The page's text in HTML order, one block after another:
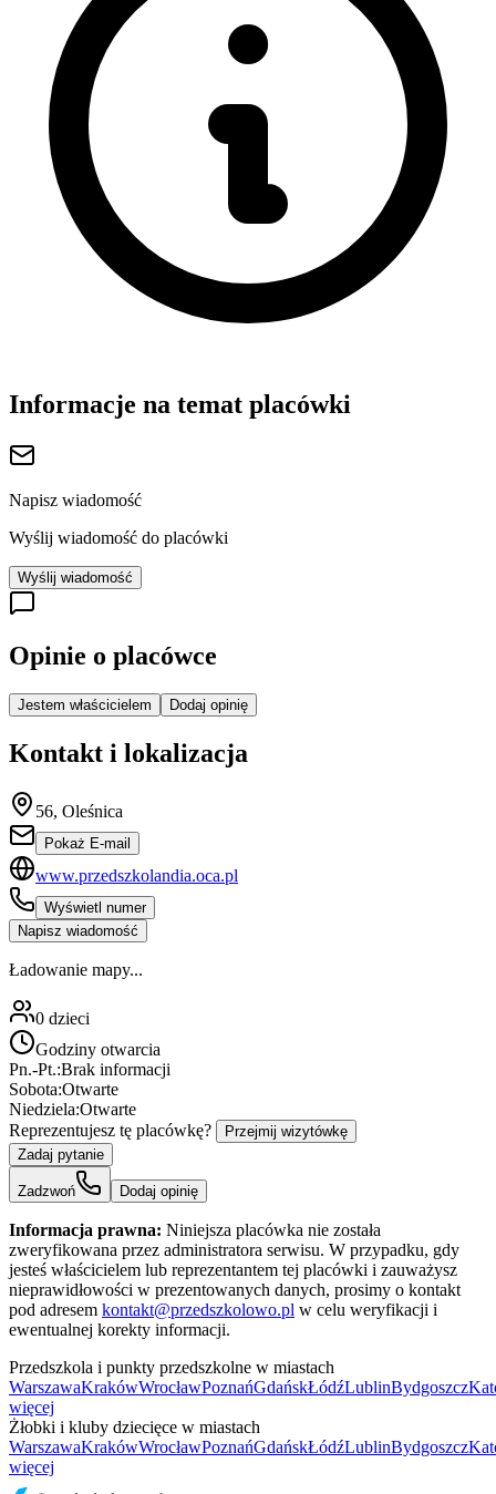
Informacje na temat placówki
Napisz wiadomość
Wyślij wiadomość do placówki
Wyślij wiadomość
Opinie o placówce
Jestem właścicielem Dodaj opinię
Kontakt i lokalizacja
56, Oleśnica
Pokaż E-mail
www.przedszkolandia.oca.pl
Wyświetl numer
Napisz wiadomość
Ładowanie mapy...
0 dzieci
Godziny otwarcia
Pn.-Pt.:Brak informacji
Sobota:Otwarte
Niedziela:Otwarte
Reprezentujesz tę placówkę?
Przejmij wizytówkę
Zadaj pytanie
Zadzwoń Dodaj opinię
Informacja prawna: Niniejsza placówka nie została
zweryfikowana przez administratora serwisu. W przypadku, gdy
jesteś właścicielem lub reprezentantem tej placówki i zauważysz
nieprawidłowości w prezentowanych danych, prosimy o kontakt
pod adresem kontakt@przedszkolowo.pl w celu weryfikacji i
ewentualnej korekty informacji.
Przedszkola i punkty przedszkolne w miastach
WarszawaKrakówWrocławPoznańGdańskŁódźLublinBydgoszcz
więcej
Żłobki i kluby dziecięce w miastach
WarszawaKrakówWrocławPoznańGdańskŁódźLublinBydgoszcz
więcej